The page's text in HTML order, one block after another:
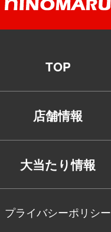
TOP
店舗情報
大当たり情報
プライバシーポリシー